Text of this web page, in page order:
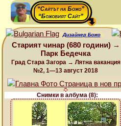
“Сайтът на Божо”
“Божовият Сайт”
Дизайнер Божо
Старият чинар (680 години) →
Парк Бедечка
Град Стара Загора → Лятна ваканция
№2, 1—13 август 2018
Снимки в албума (8):